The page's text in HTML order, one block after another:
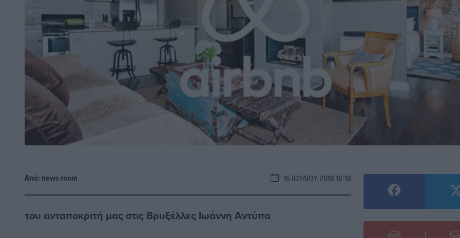
Από: news room 16 ΙΟΥΛΊΟΥ 2018 18:18
του ανταποκριτή μας στις Βρυξέλλες Ιωάννη Αντύπα